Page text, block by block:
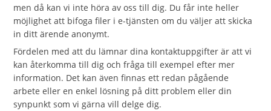
men då kan vi inte höra av oss till dig. Du får inte heller
möjlighet att bifoga filer i e-tjänsten om du väljer att skicka
in ditt ärende anonymt.
Fördelen med att du lämnar dina kontaktuppgifter är att vi
kan återkomma till dig och fråga till exempel efter mer
information. Det kan även finnas ett redan pågående
arbete eller en enkel lösning på ditt problem eller din
synpunkt som vi gärna vill delge dig.